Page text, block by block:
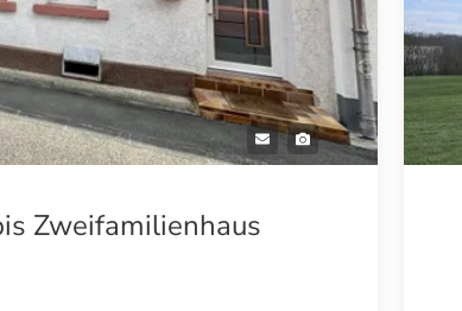
Zweifamilienhaus